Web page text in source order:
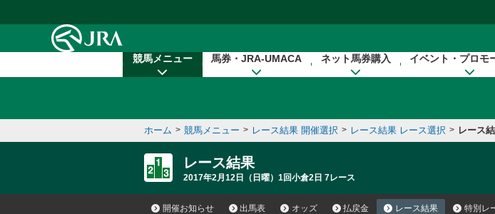
競馬メニュー 馬券・JRA-UMACA ネット馬券購入 イベント・プロモ
ホーム > 競馬メニュー > レース結果 開催選択 > レース結果 レース選択 > レース
レース結果
2017年2月12日（日曜）1回小倉2日 7レース
開催お知らせ 出馬表 オッズ 払戻金 レース結果 特別レ